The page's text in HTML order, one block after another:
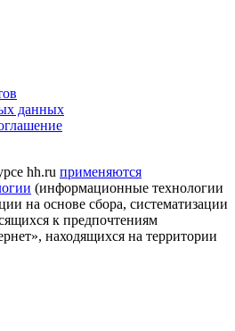
данных
hh.ru применяются
(информационные технологии
на основе сбора, систематизации
к предпочтениям
находящихся на территории